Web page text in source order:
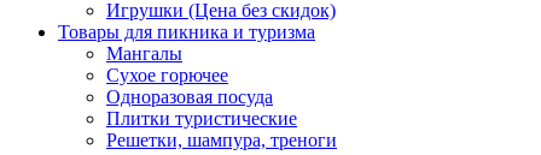
Игрушки (Цена без скидок)
Товары для пикника и туризма
Мангалы
Сухое горючее
Одноразовая посуда
Плитки туристические
Решетки, шампура, треноги